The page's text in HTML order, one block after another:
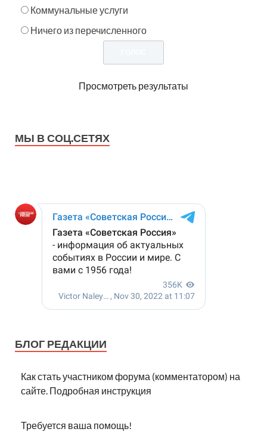
Коммунальные услуги
Ничего из перечисленного
Просмотреть результаты
МЫ В СОЦ.СЕТЯХ
БЛОГ РЕДАКЦИИ
Как стать участником форума (комментатором) на
сайте. Подробная инструкция
Требуется ваша помощь!